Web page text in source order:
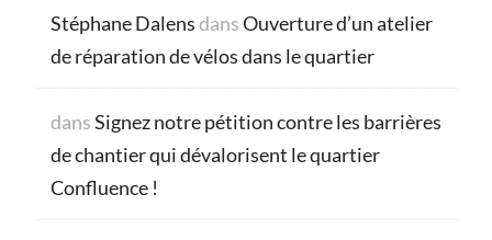
Stéphane DalensdansOuverture d’un atelier
de réparation de vélos dans le quartier
dansSignez notre pétition contre les barrières
de chantier qui dévalorisent le quartier
Confluence !